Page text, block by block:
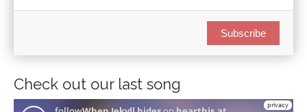
Subscribe
Check out our last song